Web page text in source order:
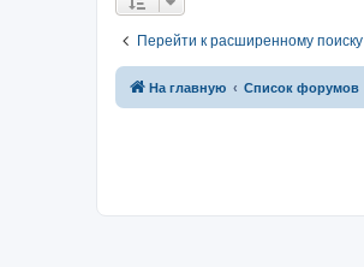
Перейти к расширенному поиску
На главную Список форумов